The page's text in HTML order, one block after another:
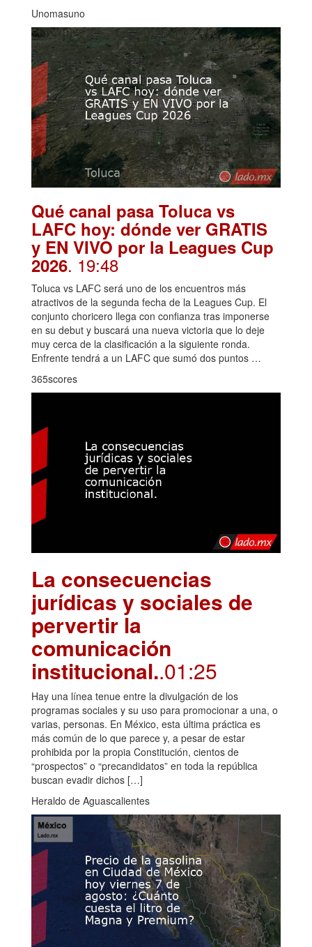
Unomasuno
Qué canal pasa Toluca vs
LAFC hoy: dónde ver GRATIS
y EN VIVO por la Leagues Cup
2026. 19:48
Toluca vs LAFC será uno de los encuentros más
atractivos de la segunda fecha de la Leagues Cup. El
conjunto choricero llega con confianza tras imponerse
en su debut y buscará una nueva victoria que lo deje
muy cerca de la clasificación a la siguiente ronda.
Enfrente tendrá a un LAFC que sumó dos puntos …
365scores
La consecuencias
jurídicas y sociales de
pervertir la
comunicación
institucional..01:25
Hay una línea tenue entre la divulgación de los
programas sociales y su uso para promocionar a una, o
varias, personas. En México, esta última práctica es
más común de lo que parece y, a pesar de estar
prohibida por la propia Constitución, cientos de
“prospectos” o “precandidatos” en toda la república
buscan evadir dichos […]
Heraldo de Aguascalientes